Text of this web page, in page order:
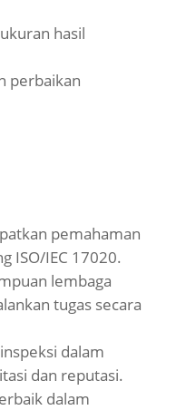
hasil
perbaikan
pemahaman
ISO/IEC 17020.
lembaga
tugas secara
dalam
dan reputasi.
dalam